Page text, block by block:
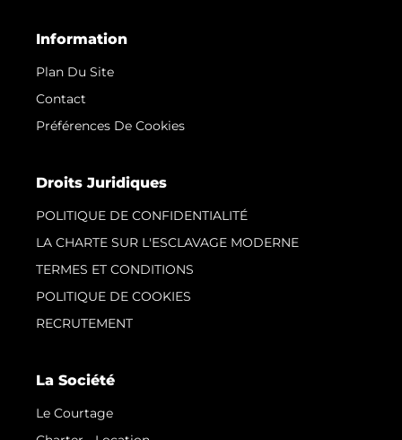
Information
Plan Du Site
Contact
Préférences De Cookies
Droits Juridiques
POLITIQUE DE CONFIDENTIALITÉ
LA CHARTE SUR L'ESCLAVAGE MODERNE
TERMES ET CONDITIONS
POLITIQUE DE COOKIES
RECRUTEMENT
La Société
Le Courtage